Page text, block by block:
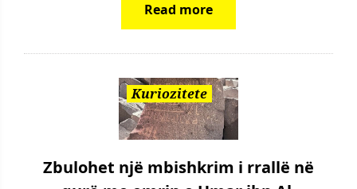
Read more
Kuriozitete
Zbulohet një mbishkrim i rrallë në